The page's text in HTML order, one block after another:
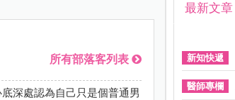
所有部落客列表
深處認為自己只是個普通男
最新文章
新知快遞
醫師專欄